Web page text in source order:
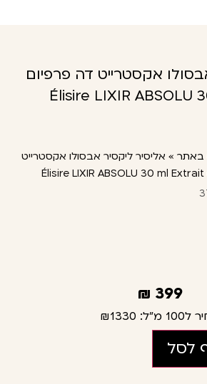
אקסטרייט דה פרפיום
Élisire LIXIR ABSOLU
באתר » אליסיר ליקסיר אבסולו אקסטרייט
399
₪
מ"ל: ₪1330
לסל